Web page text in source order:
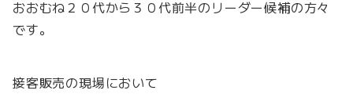
おおむね２０代から３０代前半のリーダー候補の方々
です。
接客販売の現場において